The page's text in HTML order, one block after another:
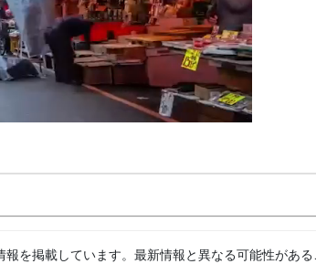
を掲載しています。最新情報と異なる可能性があ